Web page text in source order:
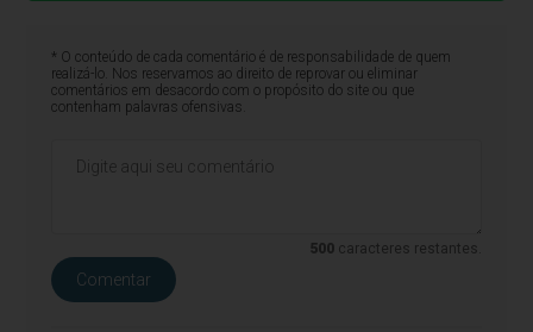
* O conteúdo de cada comentário é de responsabilidade de quem
realizá-lo. Nos reservamos ao direito de reprovar ou eliminar
comentários em desacordo com o propósito do site ou que
contenham palavras ofensivas.
500 caracteres restantes.
Comentar